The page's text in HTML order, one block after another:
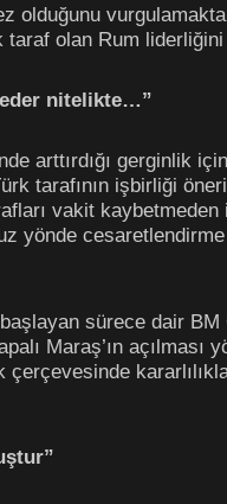
olduğunu
olan Rum
nitelikte…”
arttırdığı gerginlik
tarafının işbirliği
vakit
yönde
başlayan sürece dair
Maraş’ın açılması